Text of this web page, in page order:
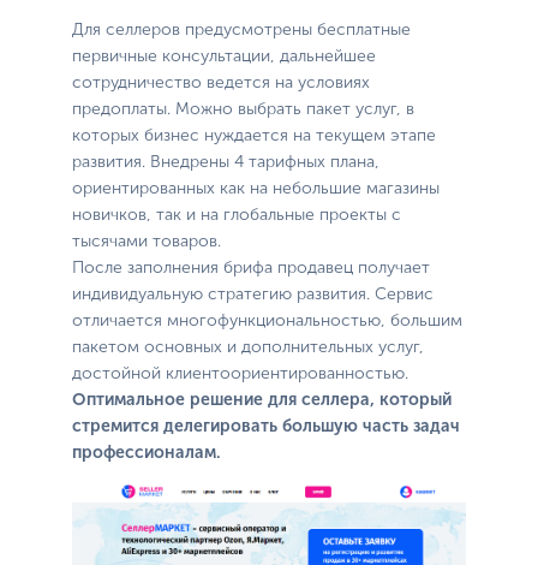
Для селлеров предусмотрены бесплатные
первичные консультации, дальнейшее
сотрудничество ведется на условиях
предоплаты. Можно выбрать пакет услуг, в
которых бизнес нуждается на текущем этапе
развития. Внедрены 4 тарифных плана,
ориентированных как на небольшие магазины
новичков, так и на глобальные проекты с
тысячами товаров.
После заполнения брифа продавец получает
индивидуальную стратегию развития. Сервис
отличается многофункциональностью, большим
пакетом основных и дополнительных услуг,
достойной клиентоориентированностью.
Оптимальное решение для селлера, который
стремится делегировать большую часть задач
профессионалам.